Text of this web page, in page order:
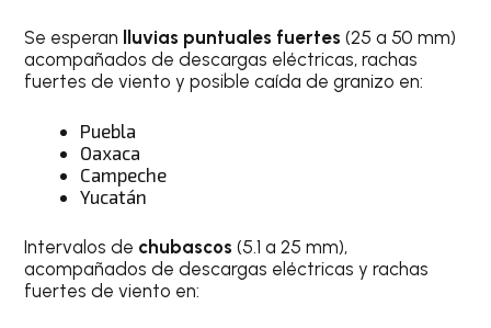
Se esperan lluvias puntuales fuertes (25 a 50 mm)
acompañados de descargas eléctricas, rachas
fuertes de viento y posible caída de granizo en:
Puebla
Oaxaca
Campeche
Yucatán
Intervalos de chubascos(5.1 a 25 mm),
acompañados de descargas eléctricas y rachas
fuertes de viento en: